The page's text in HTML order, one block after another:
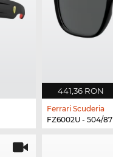
441,36 RON
Ferrari Scuderia
FZ6002U - 504/87